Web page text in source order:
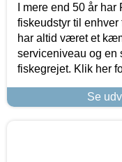
I mere end 50 år
fiskeudstyr til enhver
har altid været et
serviceniveau og en
fiskegrejet. Klik her
Se